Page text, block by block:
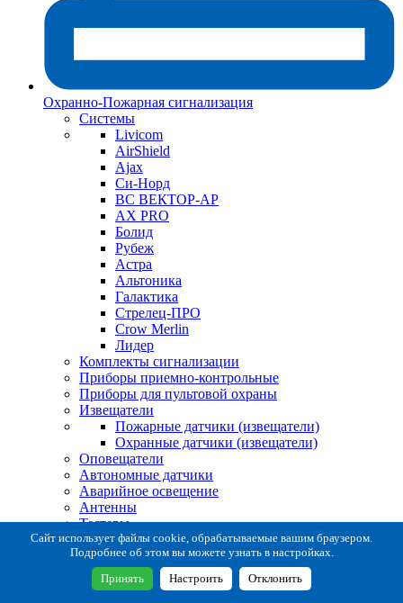
Охранно-Пожарная сигнализация
Системы
Livicom
AirShield
Ajax
Си-Норд
ВС ВЕКТОР-АР
AX PRO
Болид
Рубеж
Астра
Альтоника
Галактика
Стрелец-ПРО
Crow Merlin
Лидер
Комплекты сигнализации
Приборы приемно-контрольные
Приборы для пультовой охраны
Извещатели
Пожарные датчики (извещатели)
Охранные датчики (извещатели)
Оповещатели
Автономные датчики
Аварийное освещение
Антенны
Тестеры
Система сбора извещений
Расходные и монтажные материалы
Коробки коммутационные
Кронштейны для извещателей
Сайт использует файлы cookie, обрабатываемые вашим браузером.
Подробнее об этом вы можете узнать в настройках.
Принять Настроить Отклонить